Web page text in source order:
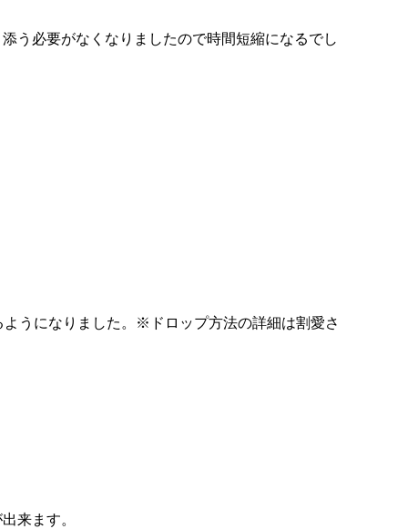
う必要がなくなりましたので時間短縮になるでし
うになりました。※ドロップ方法の詳細は割愛さ
来ます。